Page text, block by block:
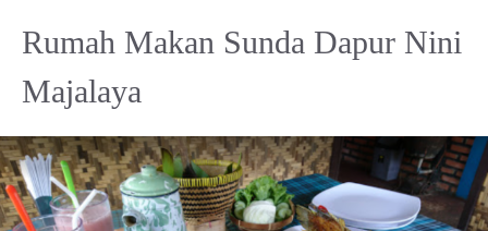
Rumah Makan Sunda Dapur Nini
Majalaya